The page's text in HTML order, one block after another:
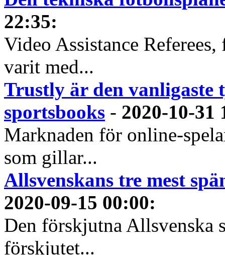
22:35:
Video Assistance
varit med...
Trustly är den vanligaste
sportsbooks - 2020-10-31
Marknaden för online-
som gillar...
Allsvenskans tre mest
2020-09-15 00:00:
Den förskjutna Allsvenska
förskjutet...